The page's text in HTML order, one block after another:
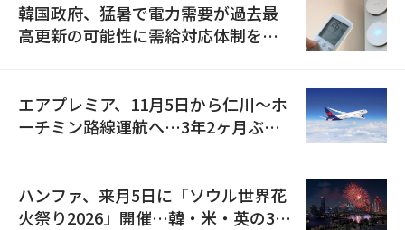
韓国政府、猛暑で電力需要が過去最
高更新の可能性に需給対応体制を点
エアプレミア、11月5日から仁川〜ホ
ーチミン路線運航へ…3年2ヶ月ぶり
ハンファ、来月5日に「ソウル世界花
火祭り2026」開催…韓・米・英の3カ